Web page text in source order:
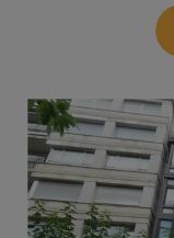
REFORMAS
ESTRUCTURALES